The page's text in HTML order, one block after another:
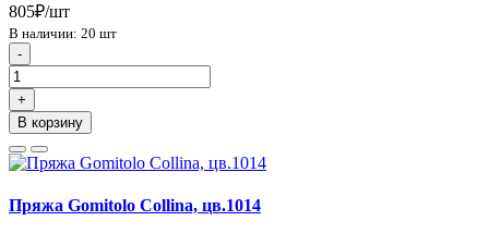
805₽/шт
В наличии: 20 шт
-
+
В корзину
Пряжа Gomitolo Collina, цв.1014